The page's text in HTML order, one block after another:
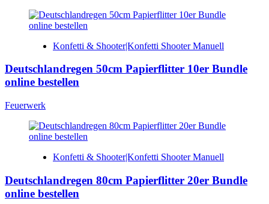
Konfetti & Shooter|Konfetti Shooter Manuell
Deutschlandregen 50cm Papierflitter 10er Bundle
online bestellen
Feuerwerk
Konfetti & Shooter|Konfetti Shooter Manuell
Deutschlandregen 80cm Papierflitter 20er Bundle
online bestellen